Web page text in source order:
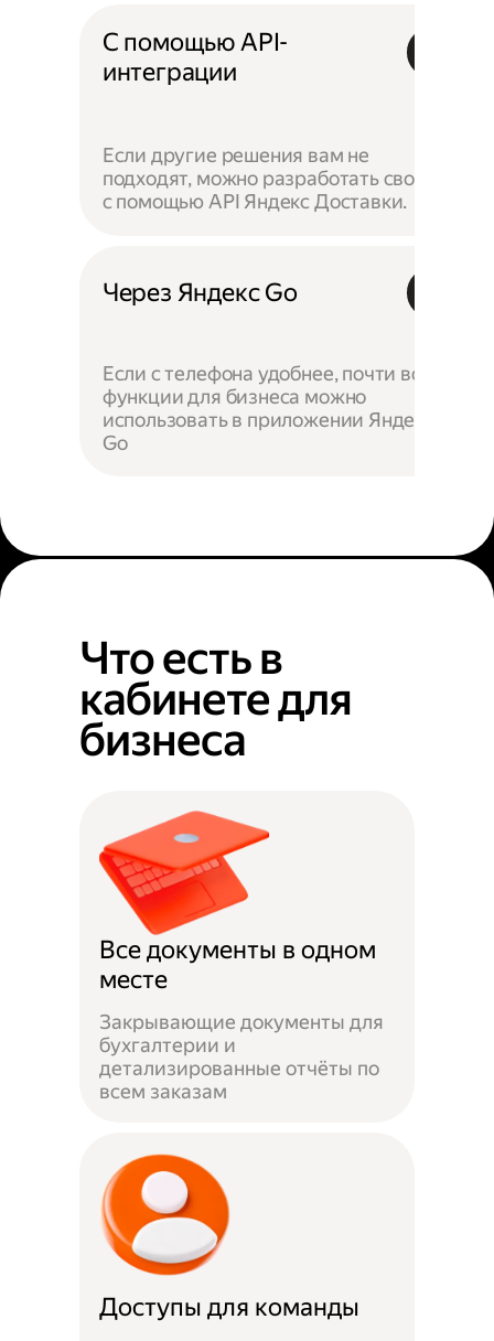
С помощью API-
интеграции
Если другие решения вам не
подходят, можно разработать своё —
с помощью API Яндекс Доставки.
Через Яндекс Go
Если с телефона удобнее, почти все
функции для бизнеса можно
использовать в приложении Яндекс
Go
Что есть в
кабинете для
бизнеса
Все документы в одном
месте
Закрывающие документы для
бухгалтерии и
детализированные отчёты по
всем заказам
Доступы для команды